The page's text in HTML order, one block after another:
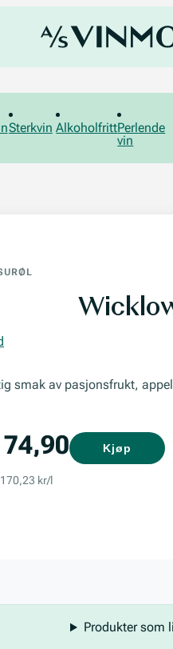
Sterkvin AlkoholfrittPerlende
vin
smak av pasjonsfrukt,
170,23 kr/l
Kjøp
Produkter som